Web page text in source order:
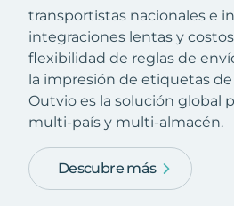
transportistas nacionales e
integraciones lentas y
flexibilidad de reglas de
la impresión de etiquetas
Outvio es la solución global
multi-país y multi-almacén.
Descubre más